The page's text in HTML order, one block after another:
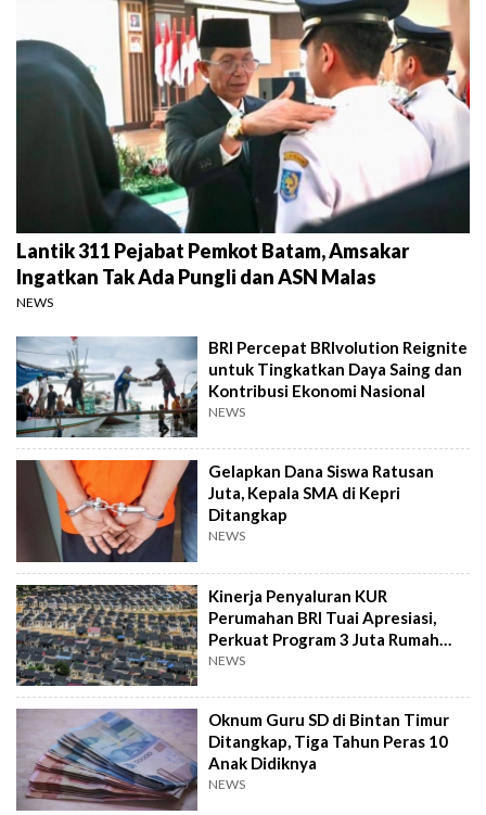
Lantik 311 Pejabat Pemkot Batam, Amsakar
Ingatkan Tak Ada Pungli dan ASN Malas
NEWS
BRI Percepat BRIvolution Reignite
untuk Tingkatkan Daya Saing dan
Kontribusi Ekonomi Nasional
NEWS
Gelapkan Dana Siswa Ratusan
Juta, Kepala SMA di Kepri
Ditangkap
NEWS
Kinerja Penyaluran KUR
Perumahan BRI Tuai Apresiasi,
Perkuat Program 3 Juta Rumah
Pemerintah
NEWS
Oknum Guru SD di Bintan Timur
Ditangkap, Tiga Tahun Peras 10
Anak Didiknya
NEWS